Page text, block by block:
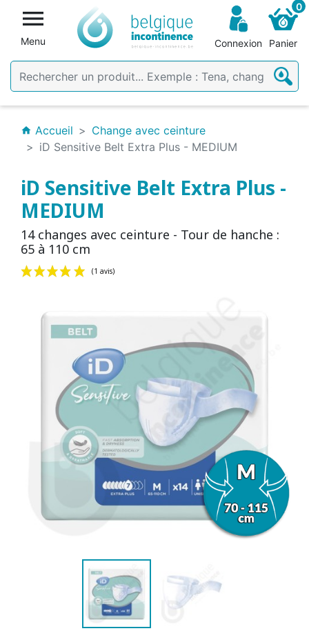

Menu Connexion
0
Panier
home Accueil
Change avec ceinture
iD Sensitive Belt Extra Plus - MEDIUM
iD Sensitive Belt Extra Plus -
MEDIUM
14 changes avec ceinture - Tour de hanche :
65 à 110 cm